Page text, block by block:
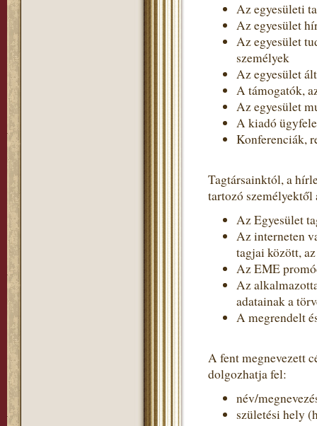
Az egyesületi
Az egyesület
Az egyesület
személyek
Az egyesület
A támogatók,
Az egyesület
A kiadó
Konferenciák,
Tagtársainktól, a
tartozó
Az Egyesület
Az interneten
tagjai között,
Az EME
Az
adatainak a
A megrendelt
A fent megnevezett
dolgozhatja fel:
név/
születési hely